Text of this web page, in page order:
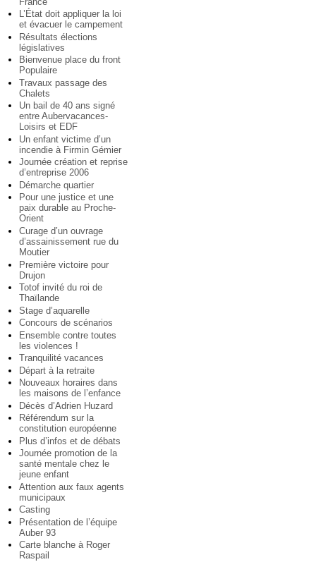
L’État doit appliquer la loi
et évacuer le campement
Résultats élections
législatives
Bienvenue place du front
Populaire
Travaux passage des
Chalets
Un bail de 40 ans signé
entre Aubervacances-
Loisirs et EDF
Un enfant victime d’un
incendie à Firmin Gémier
Journée création et reprise
d’entreprise 2006
Démarche quartier
Pour une justice et une
paix durable au Proche-
Orient
Curage d’un ouvrage
d’assainissement rue du
Moutier
Première victoire pour
Drujon
Totof invité du roi de
Thaïlande
Stage d’aquarelle
Concours de scénarios
Ensemble contre toutes
les violences !
Tranquilité vacances
Départ à la retraite
Nouveaux horaires dans
les maisons de l’enfance
Décès d’Adrien Huzard
Référendum sur la
constitution européenne
Plus d’infos et de débats
Journée promotion de la
santé mentale chez le
jeune enfant
Attention aux faux agents
municipaux
Casting
Présentation de l’équipe
Auber 93
Carte blanche à Roger
Raspail